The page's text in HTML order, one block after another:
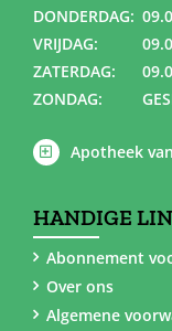
DONDERDAG:
VRIJDAG:
ZATERDAG:
ZONDAG:
Apotheek
HANDIGE
Abonnement
Over ons
Algemene